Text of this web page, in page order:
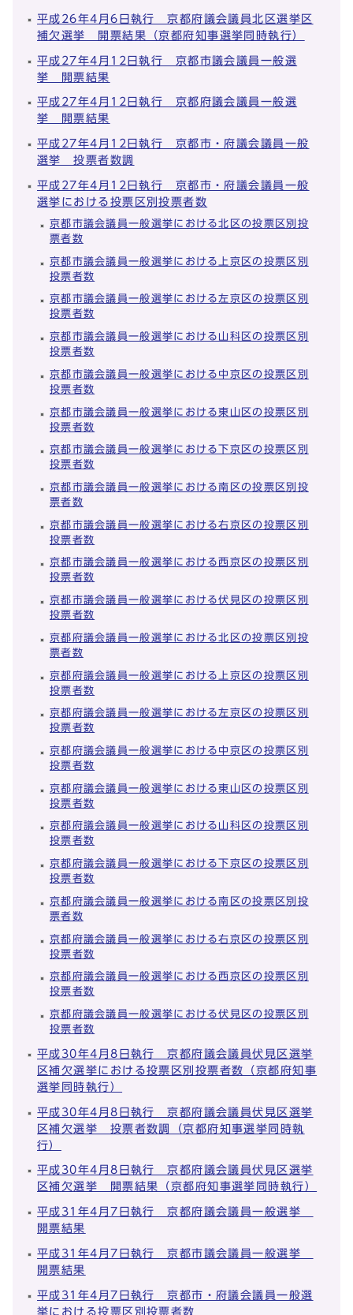
平成26年4月6日執行 京都府議会議員北区選挙区
補欠選挙 開票結果（京都府知事選挙同時執行）
平成27年4月12日執行 京都市議会議員一般選
挙 開票結果
平成27年4月12日執行 京都府議会議員一般選
挙 開票結果
平成27年4月12日執行 京都市・府議会議員一般
選挙 投票者数調
平成27年4月12日執行 京都市・府議会議員一般
選挙における投票区別投票者数
京都市議会議員一般選挙における北区の投票区別投
票者数
京都市議会議員一般選挙における上京区の投票区別
投票者数
京都市議会議員一般選挙における左京区の投票区別
投票者数
京都市議会議員一般選挙における山科区の投票区別
投票者数
京都市議会議員一般選挙における中京区の投票区別
投票者数
京都市議会議員一般選挙における東山区の投票区別
投票者数
京都市議会議員一般選挙における下京区の投票区別
投票者数
京都市議会議員一般選挙における南区の投票区別投
票者数
京都市議会議員一般選挙における右京区の投票区別
投票者数
京都市議会議員一般選挙における西京区の投票区別
投票者数
京都市議会議員一般選挙における伏見区の投票区別
投票者数
京都府議会議員一般選挙における北区の投票区別投
票者数
京都府議会議員一般選挙における上京区の投票区別
投票者数
京都府議会議員一般選挙における左京区の投票区別
投票者数
京都府議会議員一般選挙における中京区の投票区別
投票者数
京都府議会議員一般選挙における東山区の投票区別
投票者数
京都府議会議員一般選挙における山科区の投票区別
投票者数
京都府議会議員一般選挙における下京区の投票区別
投票者数
京都府議会議員一般選挙における南区の投票区別投
票者数
京都府議会議員一般選挙における右京区の投票区別
投票者数
京都府議会議員一般選挙における西京区の投票区別
投票者数
京都府議会議員一般選挙における伏見区の投票区別
投票者数
平成30年4月8日執行 京都府議会議員伏見区選挙
区補欠選挙における投票区別投票者数（京都府知事
選挙同時執行）
平成30年4月8日執行 京都府議会議員伏見区選挙
区補欠選挙 投票者数調（京都府知事選挙同時執
行）
平成30年4月8日執行 京都府議会議員伏見区選挙
区補欠選挙 開票結果（京都府知事選挙同時執行）
平成31年4月7日執行 京都府議会議員一般選挙
開票結果
平成31年4月7日執行 京都市議会議員一般選挙
開票結果
平成31年4月7日執行 京都市・府議会議員一般選
挙における投票区別投票者数